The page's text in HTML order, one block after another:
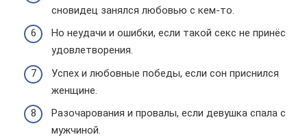
сновидец занялся любовью с кем-то.
Но неудачи и ошибки, если такой секс не принёс
удовлетворения.
Успех и любовные победы, если сон приснился
женщине.
Разочарования и провалы, если девушка спала с
мужчиной.